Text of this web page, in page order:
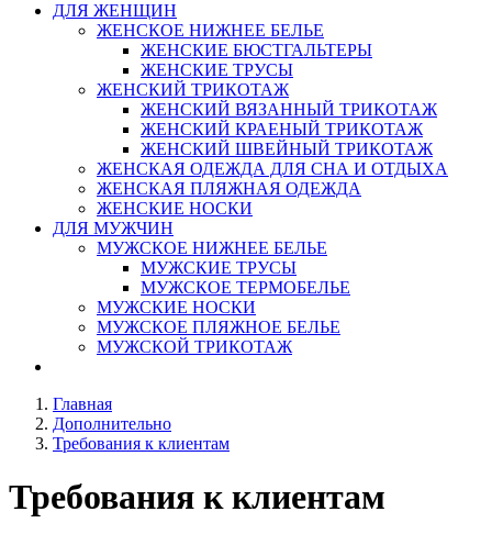
ДЛЯ ЖЕНЩИН
ЖЕНСКОЕ НИЖНЕЕ БЕЛЬЕ
ЖЕНСКИЕ БЮСТГАЛЬТЕРЫ
ЖЕНСКИЕ ТРУСЫ
ЖЕНСКИЙ ТРИКОТАЖ
ЖЕНСКИЙ ВЯЗАННЫЙ ТРИКОТАЖ
ЖЕНСКИЙ КРАЕНЫЙ ТРИКОТАЖ
ЖЕНСКИЙ ШВЕЙНЫЙ ТРИКОТАЖ
ЖЕНСКАЯ ОДЕЖДА ДЛЯ СНА И ОТДЫХА
ЖЕНСКАЯ ПЛЯЖНАЯ ОДЕЖДА
ЖЕНСКИЕ НОСКИ
ДЛЯ МУЖЧИН
МУЖСКОЕ НИЖНЕЕ БЕЛЬЕ
МУЖСКИЕ ТРУСЫ
МУЖСКОЕ ТЕРМОБЕЛЬЕ
МУЖСКИЕ НОСКИ
МУЖСКОЕ ПЛЯЖНОЕ БЕЛЬЕ
МУЖСКОЙ ТРИКОТАЖ
Главная
Дополнительно
Требования к клиентам
Требования к клиентам